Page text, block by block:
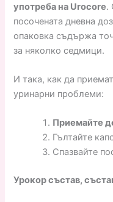
употреба на Urocore.
посочената дневна
опаковка съдържа
за няколко седмици.
И така, как да
уринарни проблеми:
Приемайте
Гълтайте
Спазвайте
Урокор състав,